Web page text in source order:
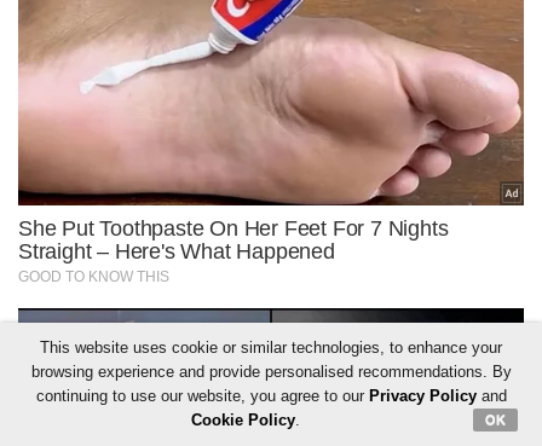
This website uses cookie or similar technologies, to enhance your
browsing experience and provide personalised recommendations. By
continuing to use our website, you agree to our Privacy Policyand
Cookie Policy. OK